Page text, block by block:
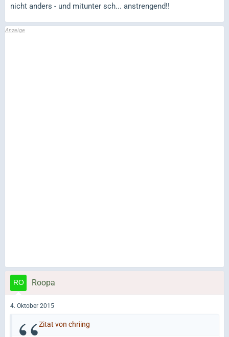
nicht anders - und mitunter sch... anstrengend!!
Roopa
4. Oktober 2015
Zitat von chriing